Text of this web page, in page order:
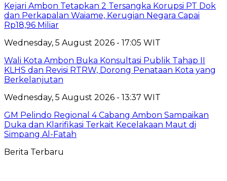
Kejari Ambon Tetapkan 2 Tersangka Korupsi PT Dok
dan Perkapalan Waiame, Kerugian Negara Capai
Rp18,96 Miliar
Wednesday, 5 August 2026 - 17:05 WIT
Wali Kota Ambon Buka Konsultasi Publik Tahap II
KLHS dan Revisi RTRW, Dorong Penataan Kota yang
Berkelanjutan
Wednesday, 5 August 2026 - 13:37 WIT
GM Pelindo Regional 4 Cabang Ambon Sampaikan
Duka dan Klarifikasi Terkait Kecelakaan Maut di
Simpang Al-Fatah
Berita Terbaru